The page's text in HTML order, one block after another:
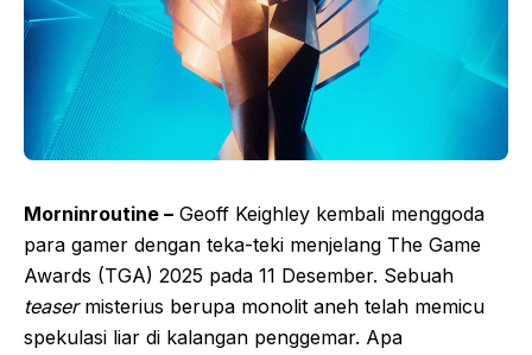
Morninroutine – Geoff Keighley kembali menggoda
para gamer dengan teka-teki menjelang The Game
Awards (TGA) 2025 pada 11 Desember. Sebuah
teasermisterius berupa monolit aneh telah memicu
spekulasi liar di kalangan penggemar. Apa